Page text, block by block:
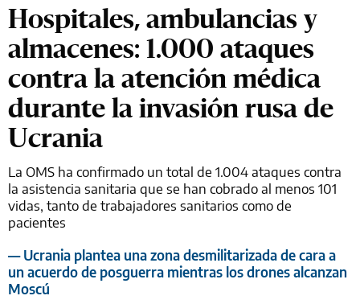
Hospitales, ambulancias y
almacenes: 1.000 ataques
contra la atención médica
durante la invasión rusa de
Ucrania
La OMS ha confirmado un total de 1.004 ataques contra
la asistencia sanitaria que se han cobrado al menos 101
vidas, tanto de trabajadores sanitarios como de
pacientes
— Ucrania plantea una zona desmilitarizada de cara a
un acuerdo de posguerra mientras los drones alcanzan
Moscú